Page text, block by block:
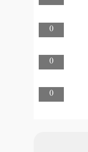
0
0
0